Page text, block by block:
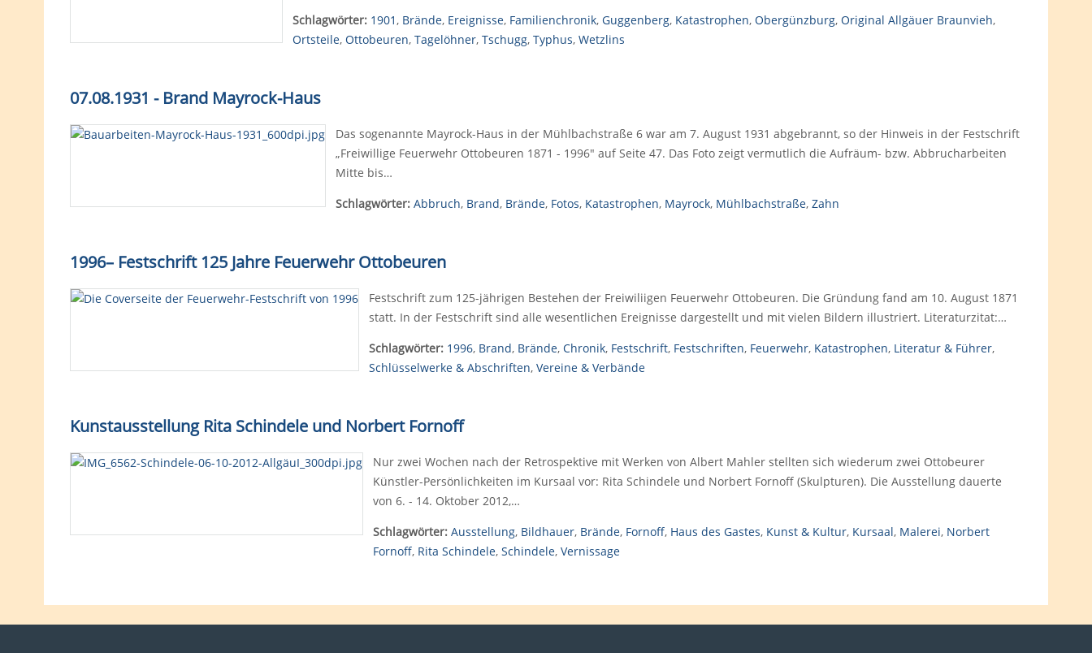
Schlagwörter: 1901, Brände, Ereignisse, Familienchronik, Guggenberg, Katastrophen, Obergünzburg, Original Allgäuer Braunvieh,
Ortsteile, Ottobeuren, Tagelöhner, Tschugg, Typhus, Wetzlins
07.08.1931 - Brand Mayrock-Haus
Das sogenannte Mayrock-Haus in der Mühlbachstraße 6 war am 7. August 1931 abgebrannt, so der Hinweis in der Festschrift
„Freiwillige Feuerwehr Ottobeuren 1871 - 1996" auf Seite 47. Das Foto zeigt vermutlich die Aufräum- bzw. Abbrucharbeiten
Mitte bis…
Schlagwörter: Abbruch, Brand, Brände, Fotos, Katastrophen, Mayrock, Mühlbachstraße, Zahn
1996–Festschrift 125 Jahre Feuerwehr Ottobeuren
Festschrift zum 125-jährigen Bestehen der Freiwiliigen Feuerwehr Ottobeuren. Die Gründung fand am 10. August 1871
statt. In der Festschrift sind alle wesentlichen Ereignisse dargestellt und mit vielen Bildern illustriert. Literaturzitat:…
Schlagwörter: 1996, Brand, Brände, Chronik, Festschrift, Festschriften, Feuerwehr, Katastrophen, Literatur & Führer,
Schlüsselwerke & Abschriften, Vereine & Verbände
Kunstausstellung Rita Schindele und Norbert Fornoff
Nur zwei Wochen nach der Retrospektive mit Werken von Albert Mahler stellten sich wiederum zwei Ottobeurer
Künstler-Persönlichkeiten im Kursaal vor: Rita Schindele und Norbert Fornoff (Skulpturen). Die Ausstellung dauerte
von 6. - 14. Oktober 2012,…
Schlagwörter: Ausstellung, Bildhauer, Brände, Fornoff, Haus des Gastes, Kunst & Kultur, Kursaal, Malerei, Norbert
Fornoff, Rita Schindele, Schindele, Vernissage